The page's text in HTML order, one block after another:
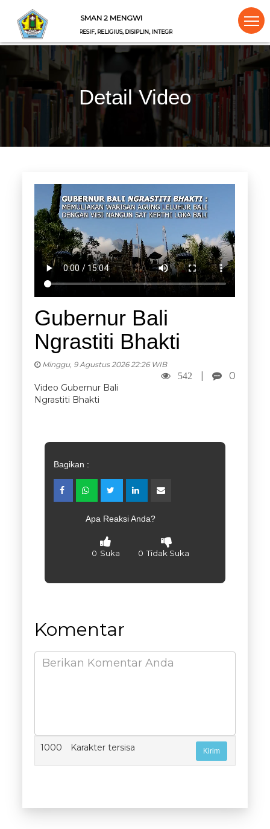
SMAN 2 MENGWI
CERDAS, EKSPRESIF, RELIGIUS, DISIPLIN, INTEGRITAS, KREATIF
Detail Video
Gubernur Bali
Ngrastiti Bhakti
Minggu, 9 Agustus 2026 22:26 WIB
542 0
Video Gubernur Bali
Ngrastiti Bhakti
Bagikan :
Apa Reaksi Anda?
0 Suka 0 Tidak Suka
Komentar
1000 Karakter tersisa